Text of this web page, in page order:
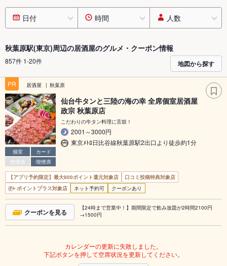
日付 時間 人数
秋葉原駅(東京)周辺の居酒屋のグルメ・クーポン情報
857件 1-20件 地図から探す
PR 居酒屋 秋葉原
個室
カード
禁煙席
喫煙席
仙台牛タンと三陸の海の幸 全席個室居酒屋
政宗 秋葉原店
こだわりの牛タン料理に舌鼓！
2001～3000円
東京ﾒﾄﾛ日比谷線秋葉原駅2出口より徒歩約1分
【アプリ予約限定】最大800ポイント還元対象店
口コミ投稿特典対象店
ポイントプラス対象店
ネット予約可 クーポンあり
クーポンを見る
【24時まで営業中！】期間限定で飲み放題が2時間2100円
→1500円
カレンダーの更新に失敗しました。
下記ボタンを押して空席状況を更新してください。